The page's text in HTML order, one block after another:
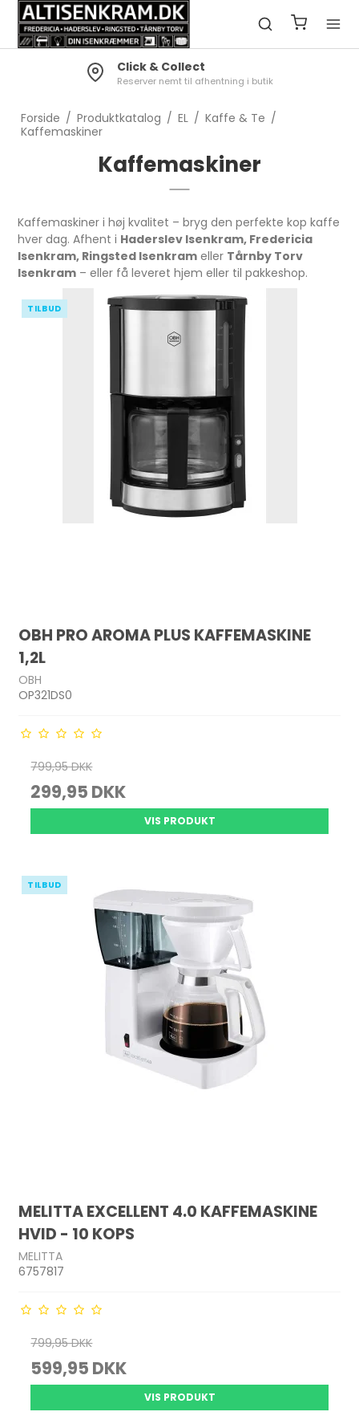
Click & Collect
Reserver nemt til afhentning i butik
Forside / Produktkatalog / EL / Kaffe & Te /
Kaffemaskiner
Kaffemaskiner
Kaffemaskiner i høj kvalitet – bryg den perfekte kop kaffe
hver dag. Afhent i Haderslev Isenkram, Fredericia
Isenkram, Ringsted Isenkram eller Tårnby Torv
Isenkram – eller få leveret hjem eller til pakkeshop.
TILBUD
OBH PRO AROMA PLUS KAFFEMASKINE
1,2L
OBH
OP321DS0
799,95 DKK
299,95 DKK
VIS PRODUKT
TILBUD
MELITTA EXCELLENT 4.0 KAFFEMASKINE
HVID - 10 KOPS
MELITTA
6757817
799,95 DKK
599,95 DKK
VIS PRODUKT